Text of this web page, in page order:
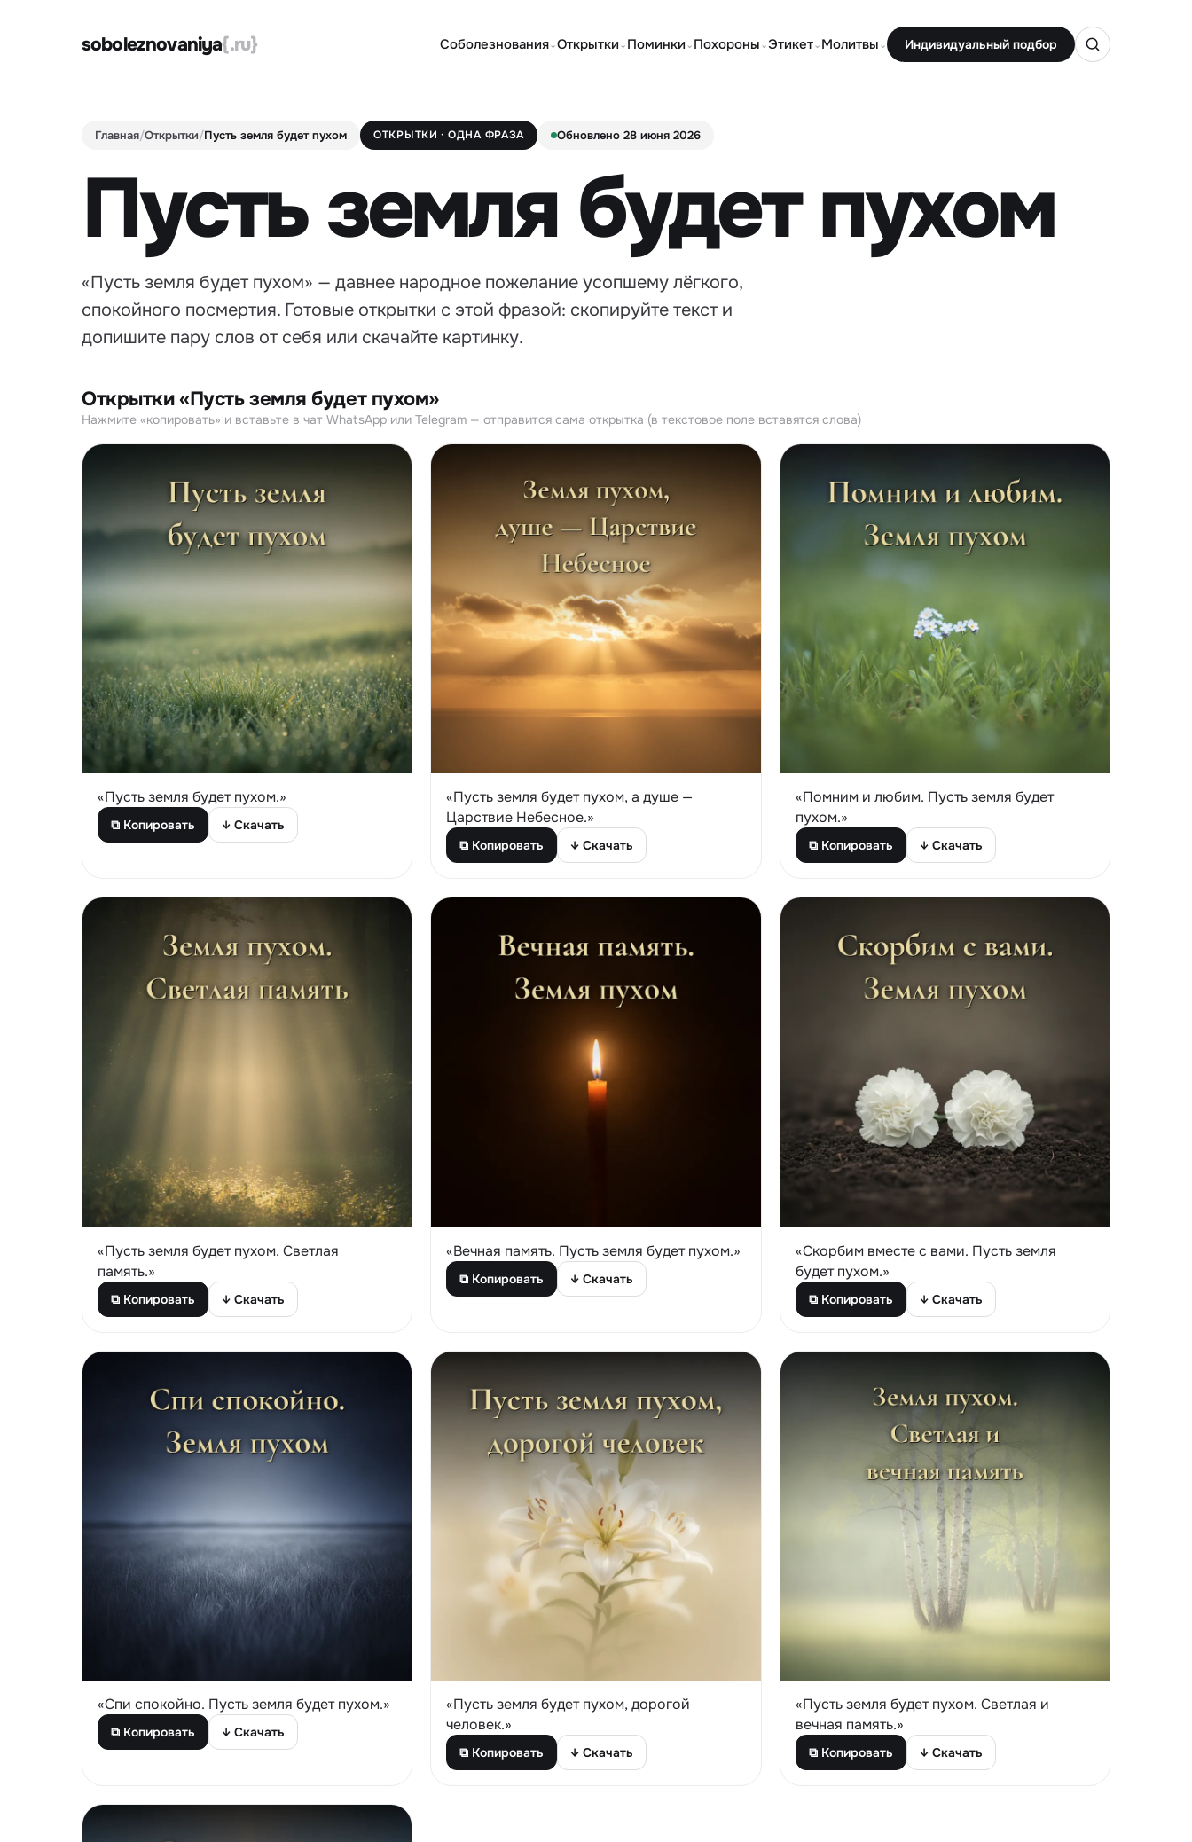
soboleznovaniya{.ru} Соболезнования⌄Открытки ⌄ Поминки ⌄ Похороны ⌄Этикет⌄ Молитвы ⌄ Индивидуальный подбор
Главная/Открытки/Пусть земля будет пухом ОТКРЫТКИ · ОДНА ФРАЗА Обновлено 28 июня 2026
Пусть земля будет пухом
«Пусть земля будет пухом» — давнее народное пожелание усопшему лёгкого,
спокойного посмертия. Готовые открытки с этой фразой: скопируйте текст и
допишите пару слов от себя или скачайте картинку.
Открытки «Пусть земля будет пухом»
Нажмите «копировать» и вставьте в чат WhatsApp или Telegram — отправится сама открытка (в текстовое поле вставятся слова)
«Пусть земля будет пухом.»
⧉ Копировать ↓ Скачать
«Пусть земля будет пухом, а душе —
Царствие Небесное.»
⧉ Копировать ↓ Скачать
«Помним и любим. Пусть земля будет
пухом.»
⧉ Копировать ↓ Скачать
«Пусть земля будет пухом. Светлая
память.»
⧉ Копировать ↓ Скачать
«Вечная память. Пусть земля будет пухом.»
⧉ Копировать ↓ Скачать
«Скорбим вместе с вами. Пусть земля
будет пухом.»
⧉ Копировать ↓ Скачать
«Спи спокойно. Пусть земля будет пухом.»
⧉ Копировать ↓ Скачать
«Пусть земля будет пухом, дорогой
человек.»
⧉ Копировать ↓ Скачать
«Пусть земля будет пухом. Светлая и
вечная память.»
⧉ Копировать ↓ Скачать